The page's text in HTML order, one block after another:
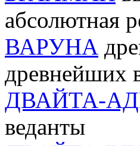
абсолютная
ВАРУНА
древнейших
ДВАЙТА-
веданты